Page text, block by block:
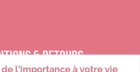
l'importance à votre vie
& RETOURS